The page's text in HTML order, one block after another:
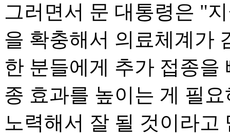
그러면서 문 대통령은 "
을 확충해서 의료체계가
한 분들에게 추가 접종을
종 효과를 높이는 게 필
노력해서 잘 될 것이라고